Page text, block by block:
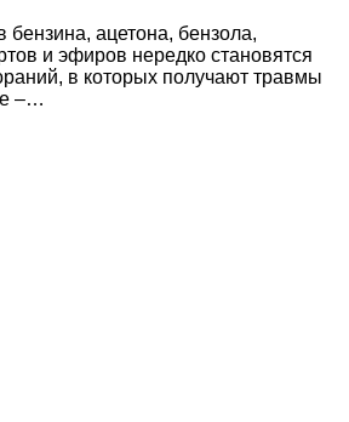
ацетона, бензола,
и эфиров нередко становятся
в которых получают травмы
–…